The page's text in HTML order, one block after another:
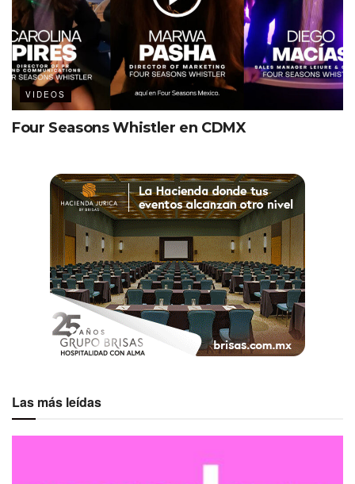
VIDEOS
Four Seasons Whistler en CDMX
Las más leídas